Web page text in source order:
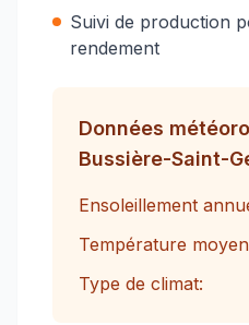
Suivi de production
rendement
Données
Bussière-Saint-
Ensoleillement
Température
Type de climat: